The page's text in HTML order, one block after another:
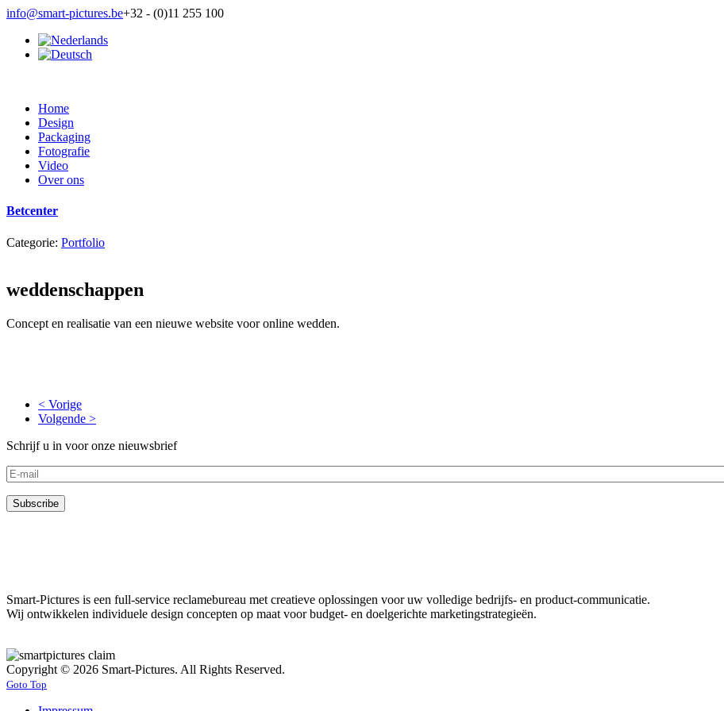
info@smart-pictures.be+32 - (0)11 255 100
Home
Design
Packaging
Fotografie
Video
Over ons
Betcenter
Categorie: Portfolio
weddenschappen
Concept en realisatie van een nieuwe website voor online wedden.
< Vorige
Volgende >
Schrijf u in voor onze nieuwsbrief
Smart-Pictures is een full-service reclamebureau met creatieve oplossingen voor uw volledige bedrijfs- en product-communicatie.
Wij ontwikkelen individuele design concepten op maat voor budget- en doelgerichte marketingstrategieën.
Copyright © 2026 Smart-Pictures. All Rights Reserved.
Goto Top